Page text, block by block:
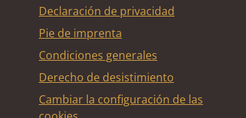
Declaración de privacidad
Pie de imprenta
Condiciones generales
Derecho de desistimiento
Cambiar la configuración de las